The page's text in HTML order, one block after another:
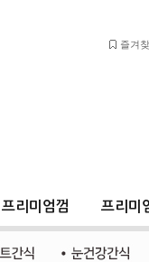
즐겨찾
프리미엄껌 프리미